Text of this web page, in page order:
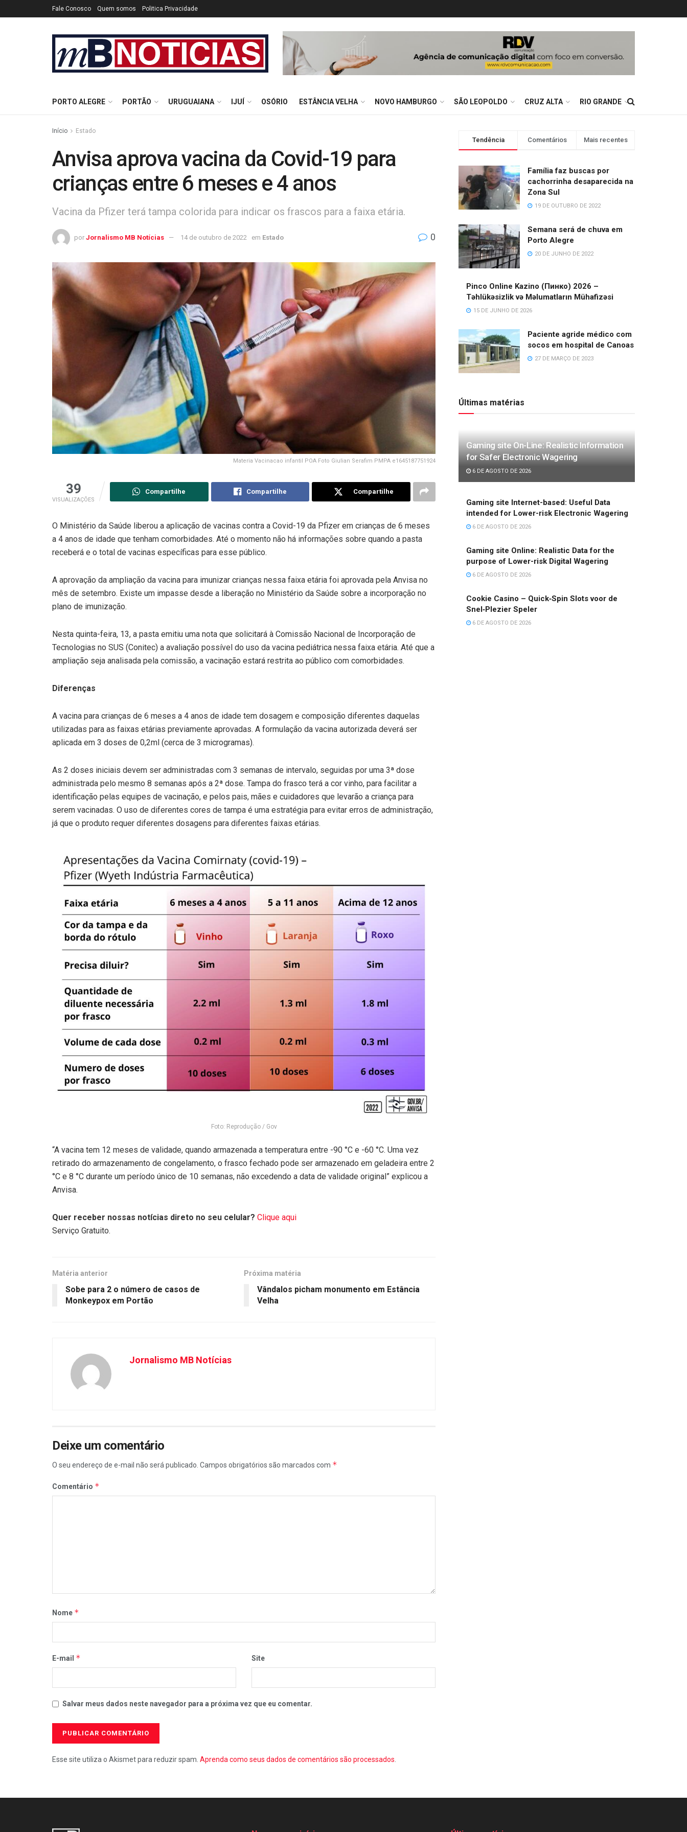
Fale Conosco Quem somos Politica Privacidade
PORTO ALEGRE PORTÃO URUGUAIANA IJUÍ OSÓRIO ESTÂNCIA VELHA NOVO HAMBURGO SÃO LEOPOLDO CRUZ ALTA RIO GRANDE
Início Estado
Anvisa aprova vacina da Covid-19 para
crianças entre 6 meses e 4 anos
Vacina da Pfizer terá tampa colorida para indicar os frascos para a faixa etária.
por Jornalismo MB Notícias 14 de outubro de 2022 em Estado 0
Materia Vacinacao infantil POA Foto Giulian Serafim PMPA e1645187751924
39
VISUALIZAÇÕES
Compartilhe Compartilhe Compartilhe
O Ministério da Saúde liberou a aplicação de vacinas contra a Covid-19 da Pfizer em crianças de 6 meses
a 4 anos de idade que tenham comorbidades. Até o momento não há informações sobre quando a pasta
receberá e o total de vacinas específicas para esse público.
A aprovação da ampliação da vacina para imunizar crianças nessa faixa etária foi aprovada pela Anvisa no
mês de setembro. Existe um impasse desde a liberação no Ministério da Saúde sobre a incorporação no
plano de imunização.
Nesta quinta-feira, 13, a pasta emitiu uma nota que solicitará à Comissão Nacional de Incorporação de
Tecnologias no SUS (Conitec) a avaliação possível do uso da vacina pediátrica nessa faixa etária. Até que a
ampliação seja analisada pela comissão, a vacinação estará restrita ao público com comorbidades.
Diferenças
A vacina para crianças de 6 meses a 4 anos de idade tem dosagem e composição diferentes daquelas
utilizadas para as faixas etárias previamente aprovadas. A formulação da vacina autorizada deverá ser
aplicada em 3 doses de 0,2ml (cerca de 3 microgramas).
As 2 doses iniciais devem ser administradas com 3 semanas de intervalo, seguidas por uma 3ª dose
administrada pelo mesmo 8 semanas após a 2ª dose. Tampa do frasco terá a cor vinho, para facilitar a
identificação pelas equipes de vacinação, e pelos pais, mães e cuidadores que levarão a criança para
serem vacinadas. O uso de diferentes cores de tampa é uma estratégia para evitar erros de administração,
já que o produto requer diferentes dosagens para diferentes faixas etárias.
Foto: Reprodução / Gov
“A vacina tem 12 meses de validade, quando armazenada a temperatura entre -90 °C e -60 °C. Uma vez
retirado do armazenamento de congelamento, o frasco fechado pode ser armazenado em geladeira entre 2
°C e 8 °C durante um período único de 10 semanas, não excedendo a data de validade original” explicou a
Anvisa.
Quer receber nossas notícias direto no seu celular? Clique aqui
Serviço Gratuito.
Matéria anterior
Sobe para 2 o número de casos de
Monkeypox em Portão
Próxima matéria
Vândalos picham monumento em Estância
Velha
Jornalismo MB Notícias
Deixe um comentário
O seu endereço de e-mail não será publicado. Campos obrigatórios são marcados com *
Comentário *
Nome *
E-mail * Site
Salvar meus dados neste navegador para a próxima vez que eu comentar.
Esse site utiliza o Akismet para reduzir spam. Aprenda como seus dados de comentários são processados
Tendência Comentários Mais recentes
Família faz buscas por
cachorrinha desaparecida na
Zona Sul
19 DE OUTUBRO DE 2022
Semana será de chuva em
Porto Alegre
20 DE JUNHO DE 2022
Pinco Online Kazino (Пинко) 2026 –
Təhlükəsizlik və Məlumatların Mühafizəsi
15 DE JUNHO DE 2026
Paciente agride médico com
socos em hospital de Canoas
27 DE MARÇO DE 2023
Últimas matérias
Gaming site On-Line: Realistic Information
for Safer Electronic Wagering
6 DE AGOSTO DE 2026
Gaming site Internet-based: Useful Data
intended for Lower-risk Electronic Wagering
6 DE AGOSTO DE 2026
Gaming site Online: Realistic Data for the
purpose of Lower-risk Digital Wagering
6 DE AGOSTO DE 2026
Cookie Casino – Quick‑Spin Slots voor de
Snel‑Plezier Speler
6 DE AGOSTO DE 2026